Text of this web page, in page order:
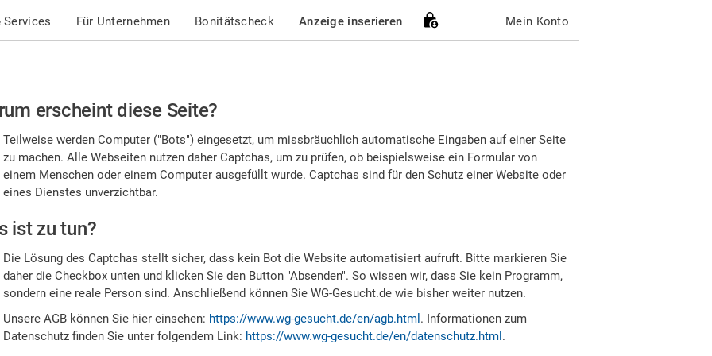
Services Für Unternehmen Bonitätscheck Anzeige inserieren Mein Konto
erscheint diese Seite?
Teilweise werden Computer ("Bots") eingesetzt, um missbräuchlich automatische Eingaben auf einer Seite
zu machen. Alle Webseiten nutzen daher Captchas, um zu prüfen, ob beispielsweise ein Formular von
einem Menschen oder einem Computer ausgefüllt wurde. Captchas sind für den Schutz einer Website oder
eines Dienstes unverzichtbar.
ist zu tun?
Die Lösung des Captchas stellt sicher, dass kein Bot die Website automatisiert aufruft. Bitte markieren Sie
daher die Checkbox unten und klicken Sie den Button "Absenden". So wissen wir, dass Sie kein Programm,
sondern eine reale Person sind. Anschließend können Sie WG-Gesucht.de wie bisher weiter nutzen.
Unsere AGB können Sie hier einsehen: https://www.wg-gesucht.de/en/agb.html . Informationen zum
Datenschutz finden Sie unter folgendem Link: https://www.wg-gesucht.de/en/datenschutz.html .